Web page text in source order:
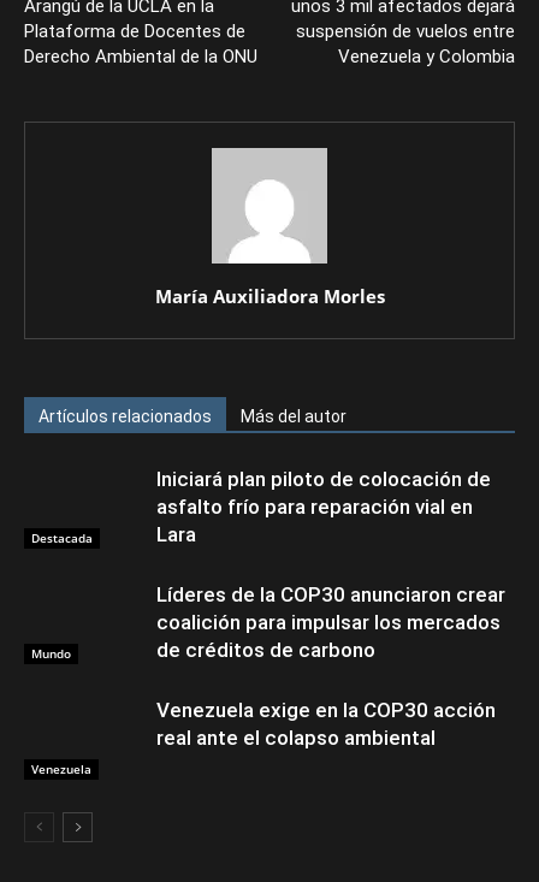
Arangú de la UCLA en la
Plataforma de Docentes de
Derecho Ambiental de la ONU
unos 3 mil afectados dejará
suspensión de vuelos entre
Venezuela y Colombia
María Auxiliadora Morles
Artículos relacionados Más del autor
Destacada
Iniciará plan piloto de colocación de
asfalto frío para reparación vial en
Lara
Mundo
Líderes de la COP30 anunciaron crear
coalición para impulsar los mercados
de créditos de carbono
Venezuela
Venezuela exige en la COP30 acción
real ante el colapso ambiental